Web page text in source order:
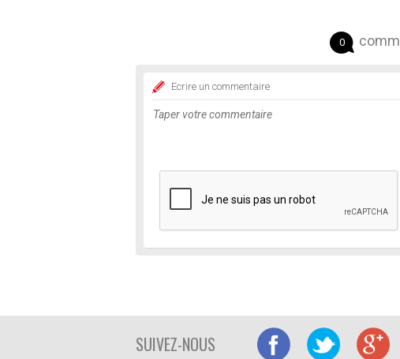
0
Ecrire un commentaire
SUIVEZ-NOUS